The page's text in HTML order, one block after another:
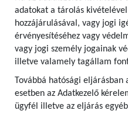
adatokat a tárolás
hozzájárulásával, vagy jogi
érvényesítéséhez vagy
vagy jogi személy jogainak
illetve valamely tagállam
Továbbá hatósági eljárásban
esetben az Adatkezelő
ügyfél illetve az eljárás